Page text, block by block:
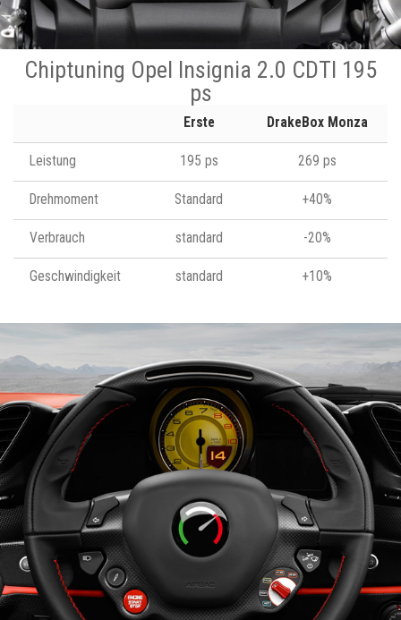
Chiptuning Opel Insignia 2.0 CDTI 195
ps
Erste DrakeBox Monza
Leistung 195 ps 269 ps
Drehmoment Standard +40%
Verbrauch standard -20%
Geschwindigkeit standard +10%